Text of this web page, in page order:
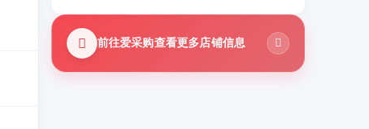
前往爱采购查看更多店铺信息